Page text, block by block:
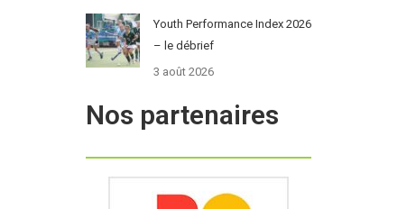
Youth Performance Index 2026
– le débrief
3 août 2026
Nos partenaires